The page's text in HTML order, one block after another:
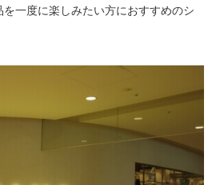
一度に楽しみたい方におすすめのシ